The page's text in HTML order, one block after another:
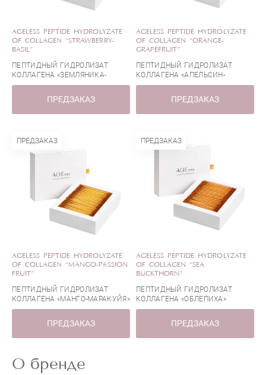
AGELESS PEPTIDE HYDROLYZATE
OF COLLAGEN “STRAWBERRY-
BASIL”
ПЕПТИДНЫЙ ГИДРОЛИЗАТ
КОЛЛАГЕНА «ЗЕМЛЯНИКА-
БАЗИЛИК»
ПРЕДЗАКАЗ
AGELESS PEPTIDE HYDROLYZATE
OF COLLAGEN “ORANGE-
GRAPEFRUIT”
ПЕПТИДНЫЙ ГИДРОЛИЗАТ
КОЛЛАГЕНА «АПЕЛЬСИН-
ГРЕЙПФРУТ»
ПРЕДЗАКАЗ
ПРЕДЗАКАЗ
AGELESS PEPTIDE HYDROLYZATE
OF COLLAGEN “MANGO-PASSION
FRUIT”
ПЕПТИДНЫЙ ГИДРОЛИЗАТ
КОЛЛАГЕНА «МАНГО-МАРАКУЙЯ»
ПРЕДЗАКАЗ
ПРЕДЗАКАЗ
AGELESS PEPTIDE HYDROLYZATE
OF COLLAGEN “SEA
BUCKTHORN”
ПЕПТИДНЫЙ ГИДРОЛИЗАТ
КОЛЛАГЕНА «ОБЛЕПИХА»
ПРЕДЗАКАЗ
О бренде